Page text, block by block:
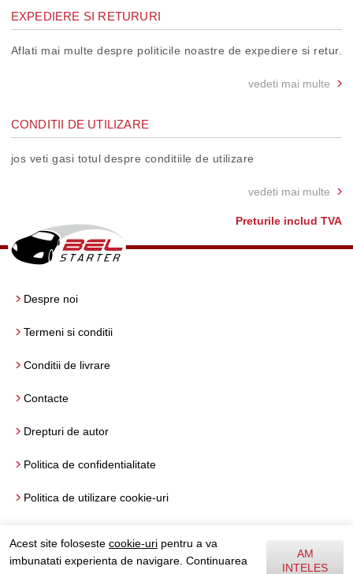
EXPEDIERE SI RETURURI
Aflati mai multe despre politicile noastre de expediere si retur.
vedeti mai multe
CONDITII DE UTILIZARE
jos veti gasi totul despre conditiile de utilizare
vedeti mai multe
Preturile includ TVA
Despre noi
Termeni si conditii
Conditii de livrare
Contacte
Drepturi de autor
Politica de confidentialitate
Politica de utilizare cookie-uri
Acest site foloseste cookie-uri pentru a va
imbunatati experienta de navigare. Continuarea
AM
INTELES